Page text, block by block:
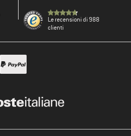
Le recensioni di 988
clienti